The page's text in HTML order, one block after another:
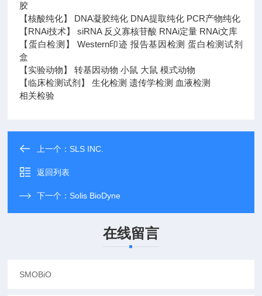
胶
【核酸纯化】 DNA凝胶纯化 DNA提取纯化 PCR产物纯化
【RNAi技术】 siRNA 反义寡核苷酸 RNAi定量 RNAi文库
【蛋白检测】 Western印迹 报告基因检测 蛋白检测试剂
盒
【实验动物】 转基因动物 小鼠 大鼠 模式动物
【临床检测试剂】 生化检测 遗传学检测 血液检测
相关检验
上一个：SLS INC.
返回列表
下一个：Solis BioDyne
在线留言